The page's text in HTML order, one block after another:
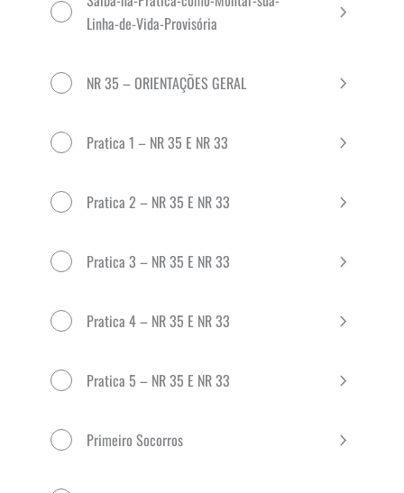
Linha-de-Vida-Provisória
NR 35 – ORIENTAÇÕES GERAL
Pratica 1 – NR 35 E NR 33
Pratica 2 – NR 35 E NR 33
Pratica 3 – NR 35 E NR 33
Pratica 4 – NR 35 E NR 33
Pratica 5 – NR 35 E NR 33
Primeiro Socorros